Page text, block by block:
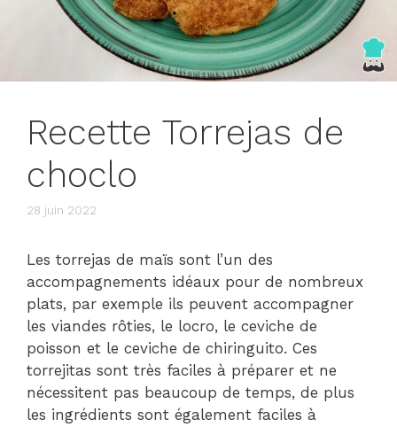
Recette Torrejas de
choclo
28 juin 2022
Les torrejas de maïs sont l’un des
accompagnements idéaux pour de nombreux
plats, par exemple ils peuvent accompagner
les viandes rôties, le locro, le ceviche de
poisson et le ceviche de chiringuito. Ces
torrejitas sont très faciles à préparer et ne
nécessitent pas beaucoup de temps, de plus
les ingrédients sont également faciles à